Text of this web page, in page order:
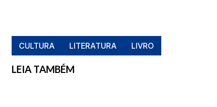
CULTURA LITERATURA LIVRO
LEIA TAMBÉM